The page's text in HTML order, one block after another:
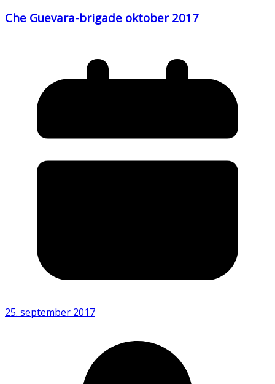
Che Guevara-brigade oktober 2017
25. september 2017